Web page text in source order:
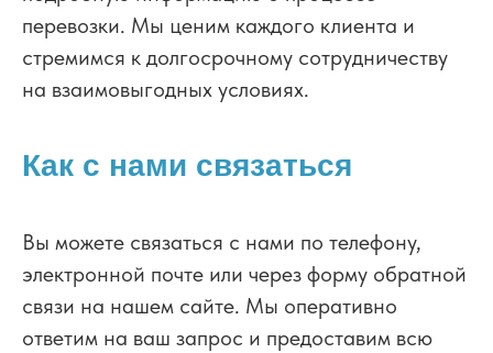
перевозки. Мы ценим каждого клиента и
стремимся к долгосрочному сотрудничеству
на взаимовыгодных условиях.
Как с нами связаться
Вы можете связаться с нами по телефону,
электронной почте или через форму обратной
связи на нашем сайте. Мы оперативно
ответим на ваш запрос и предоставим всю